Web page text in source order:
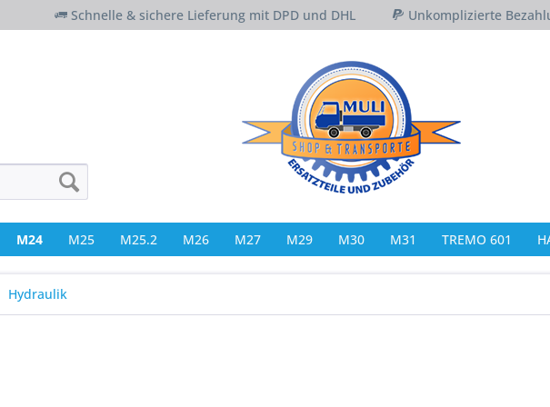
Schnelle & sichere Lieferung mit DPD und DHL Unkomplizierte
M24 M25 M25.2 M26 M27 M29 M30 M31 TREMO 601
Hydraulik